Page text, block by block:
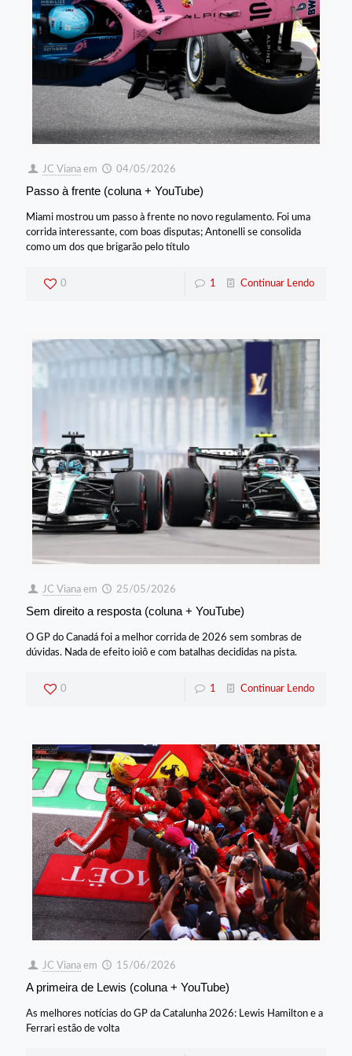
JC Viana em 04/05/2026
Passo à frente (coluna + YouTube)
Miami mostrou um passo à frente no novo regulamento. Foi uma
corrida interessante, com boas disputas; Antonelli se consolida
como um dos que brigarão pelo título
0 1 Continuar Lendo
JC Viana em 25/05/2026
Sem direito a resposta (coluna + YouTube)
O GP do Canadá foi a melhor corrida de 2026 sem sombras de
dúvidas. Nada de efeito ioiô e com batalhas decididas na pista.
0 1 Continuar Lendo
JC Viana em 15/06/2026
A primeira de Lewis (coluna + YouTube)
As melhores notícias do GP da Catalunha 2026: Lewis Hamilton e a
Ferrari estão de volta